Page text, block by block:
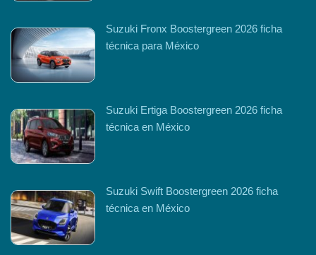
Suzuki Fronx Boostergreen 2026 ficha
técnica para México
Suzuki Ertiga Boostergreen 2026 ficha
técnica en México
Suzuki Swift Boostergreen 2026 ficha
técnica en México